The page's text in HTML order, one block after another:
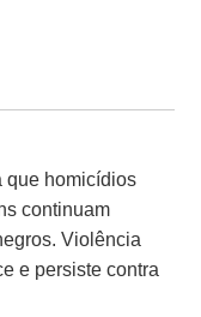
que homicídios
continuam
Violência
e persiste contra